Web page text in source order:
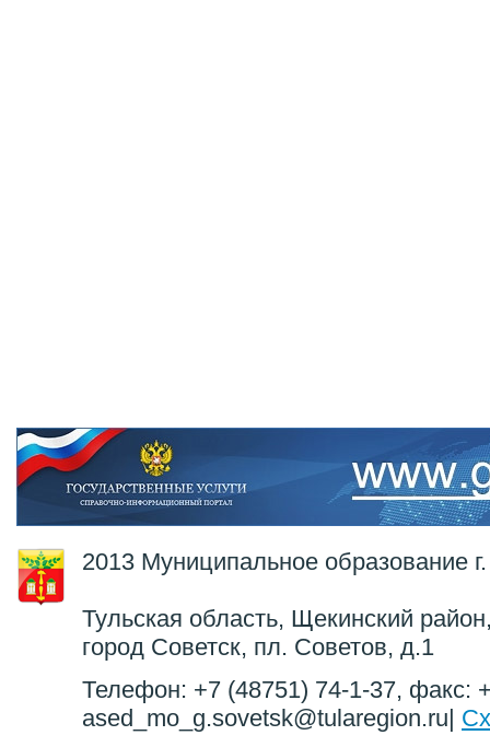
2013 Муниципальное образование
Тульская область, Щекинский
город Советск, пл. Советов, д.1
Телефон: +7 (48751) 74-1-37, факс:
ased_mo_g.sovetsk@tularegion.ru|